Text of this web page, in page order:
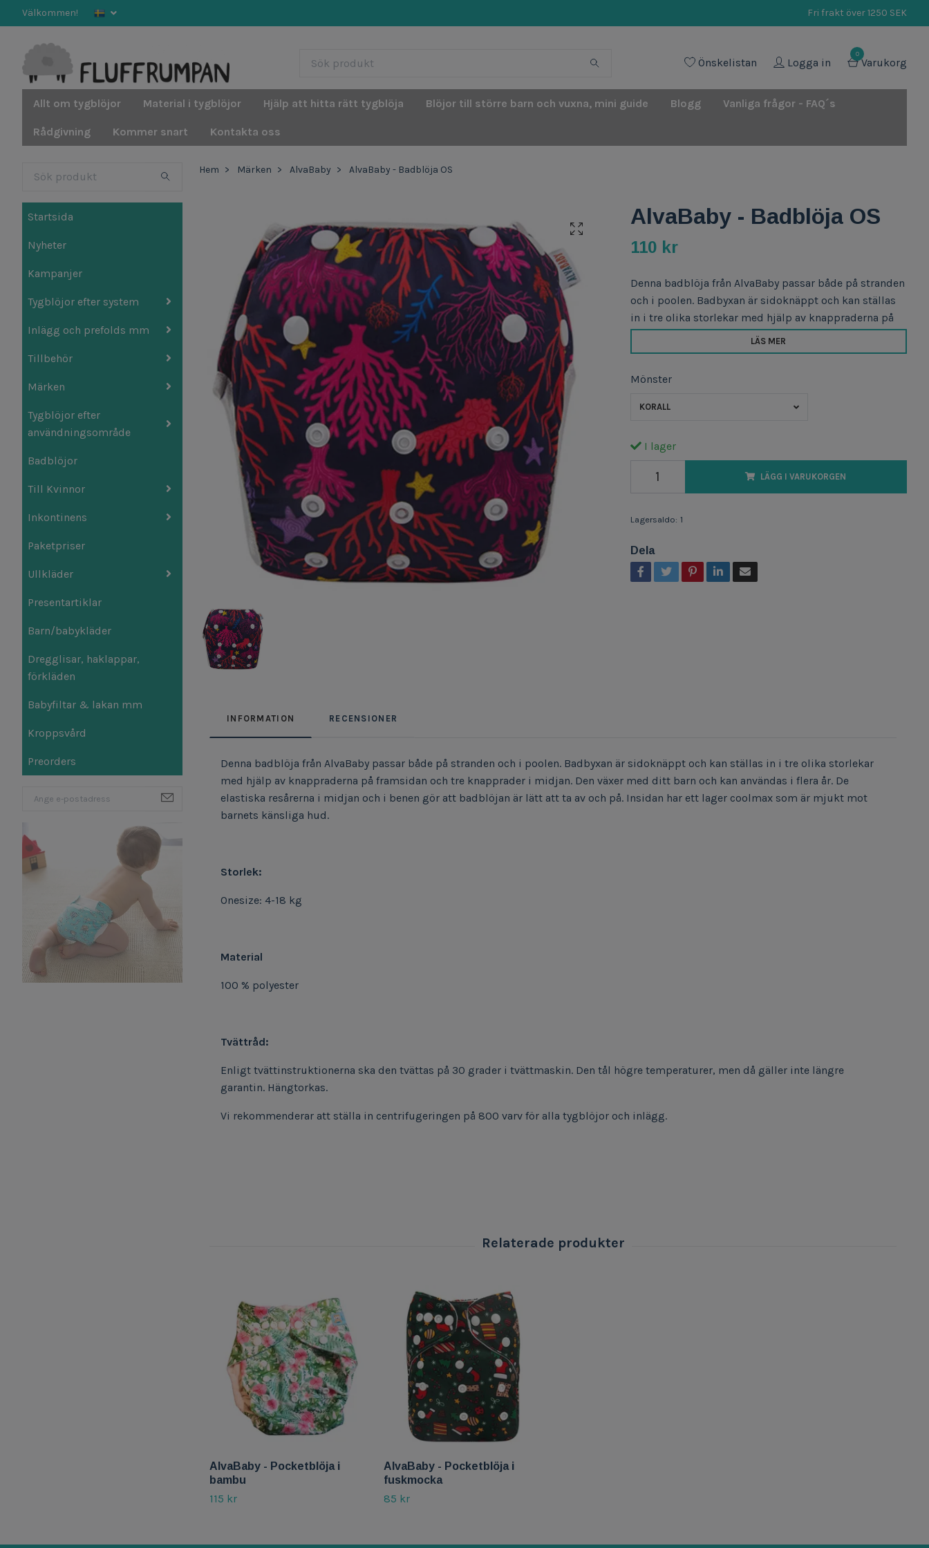
Välkommen! Fri frakt över 1250 SEK
Önskelistan Logga in
0
Varukorg
Allt om tygblöjor Material i tygblöjor Hjälp att hitta rätt tygblöja Blöjor till större barn och vuxna, mini guide Blogg Vanliga frågor - FAQ´s
Rådgivning Kommer snart Kontakta oss
Startsida
Nyheter
Kampanjer
Tygblöjor efter system
Inlägg och prefolds mm
Tillbehör
Märken
Tygblöjor efter
användningsområde
Badblöjor
Till Kvinnor
Inkontinens
Paketpriser
Ullkläder
Presentartiklar
Barn/babykläder
Dregglisar, haklappar,
förkläden
Babyfiltar & lakan mm
Kroppsvård
Preorders
Hem Märken AlvaBaby AlvaBaby - Badblöja OS
AlvaBaby - Badblöja OS
110 kr
Denna badblöja från AlvaBaby passar både på stranden
och i poolen. Badbyxan är sidoknäppt och kan ställas
in i tre olika storlekar med hjälp av knappraderna på
LÄS MER
Mönster
KORALL
I lager
LÄGG I VARUKORGEN
Lagersaldo: 1
Dela
INFORMATION RECENSIONER
Denna badblöja från AlvaBaby passar både på stranden och i poolen. Badbyxan är sidoknäppt och kan ställas in i tre olika storlekar
med hjälp av knappraderna på framsidan och tre knapprader i midjan. Den växer med ditt barn och kan användas i flera år. De
elastiska resårerna i midjan och i benen gör att badblöjan är lätt att ta av och på. Insidan har ett lager coolmax som är mjukt mot
barnets känsliga hud.
Storlek:
Onesize: 4-18 kg
Material
100 % polyester
Tvättråd:
Enligt tvättinstruktionerna ska den tvättas på 30 grader i tvättmaskin. Den tål högre temperaturer, men då gäller inte längre
garantin. Hängtorkas.
Vi rekommenderar att ställa in centrifugeringen på 800 varv för alla tygblöjor och inlägg.
AlvaBaby - Pocketblöja i
bambu
115 kr
AlvaBaby - Pocketblöja i
fuskmocka
85 kr